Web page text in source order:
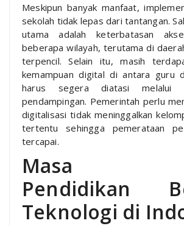
Meskipun banyak manfaat,
sekolah tidak lepas dari tantangan.
utama adalah keterbatasan
beberapa wilayah, terutama di
terpencil. Selain itu, masih
kemampuan digital di antara guru
harus segera diatasi melalui
pendampingan. Pemerintah perlu
digitalisasi tidak meninggalkan
tertentu sehingga pemerataan
tercapai.
Masa
Pendidikan
Teknologi di